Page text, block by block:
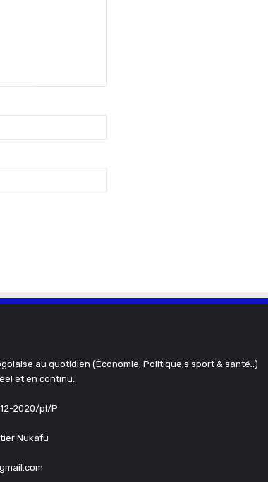
au quotidien (Économie, Politique,s sport & santé..)
et en continu.
2020/pl/P
Nukafu